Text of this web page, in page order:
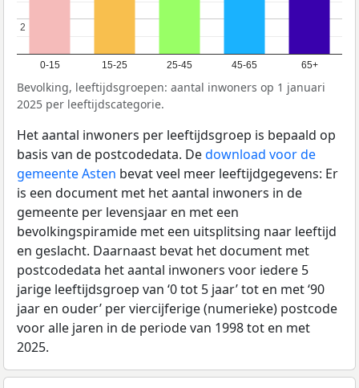
0-15 15-25 25-45 45-65 65+
2
2
Bevolking, leeftijdsgroepen: aantal inwoners op 1 januari
2025 per leeftijdscategorie.
Het aantal inwoners per leeftijdsgroep is bepaald op
basis van de postcodedata. Dedownload voor de
gemeente Asten bevat veel meer leeftijdgegevens: Er
is een document met het aantal inwoners in de
gemeente per levensjaar en met een
bevolkingspiramide met een uitsplitsing naar leeftijd
en geslacht. Daarnaast bevat het document met
postcodedata het aantal inwoners voor iedere 5
jarige leeftijdsgroep van ‘0 tot 5 jaar’ tot en met ‘90
jaar en ouder’ per viercijferige (numerieke) postcode
voor alle jaren in de periode van 1998 tot en met
2025.